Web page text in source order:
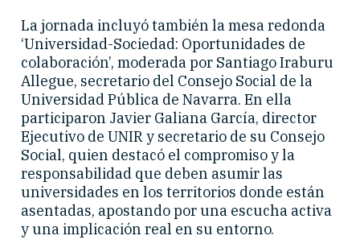
La jornada incluyó también la mesa redonda
‘Universidad-Sociedad: Oportunidades de
colaboración’, moderada por Santiago Iraburu
Allegue, secretario del Consejo Social de la
Universidad Pública de Navarra. En ella
participaron Javier Galiana García, director
Ejecutivo de UNIR y secretario de su Consejo
Social, quien destacó el compromiso y la
responsabilidad que deben asumir las
universidades en los territorios donde están
asentadas, apostando por una escucha activa
y una implicación real en su entorno.